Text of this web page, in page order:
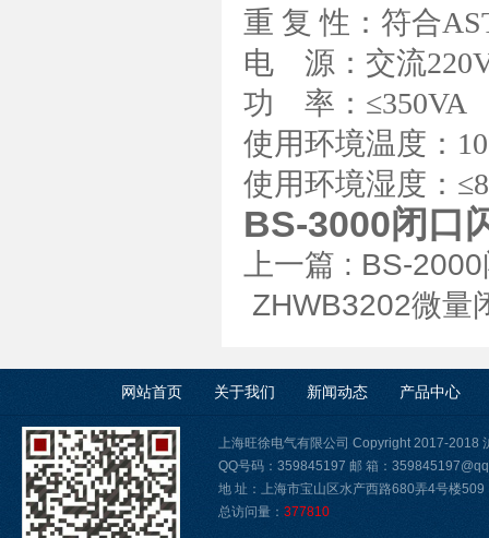
重 复 性：符合
电 源：交流
功 率：≤350VA
使用环境温度：
使用环境湿度：
BS-3000闭口
上一篇 : BS-
ZHWB3202微量
网站首页 关于我们 新闻动态 产品中心
上海旺徐电气有限公司 Copyright 2017-2018
QQ号码：359845197 邮 箱：
地 址：上海市宝山区水产西路680弄4号楼509
总访问量： 377810